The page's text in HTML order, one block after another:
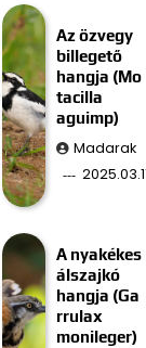
Az özvegy
billegető
hangja (Mo
tacilla
aguimp)
Madarak
A nyakékes
álszajkó
hangja (Ga
rrulax
monileger)